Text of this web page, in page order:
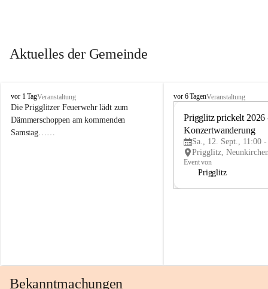
Aktuelles der Gemeinde
P
r
i
g
vor 1 TagVeranstaltung
Die Prigglitzer Feuerwehr lädt zum
Dämmerschoppen am kommenden
Samstag……
P
vor 6 TagenVeranstaltung
Prigglitz prickelt 2026
Konzertwanderung
Sa., 12. Sept., 11:00
Event von
Prigglitz
Bekanntmachungen